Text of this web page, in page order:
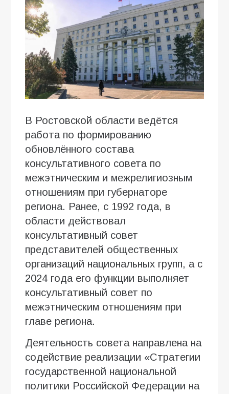
В Ростовской области ведётся
работа по формированию
обновлённого состава
консультативного совета по
межэтническим и межрелигиозным
отношениям при губернаторе
региона. Ранее, с 1992 года, в
области действовал
консультативный совет
представителей общественных
организаций национальных групп, а с
2024 года его функции выполняет
консультативный совет по
межэтническим отношениям при
главе региона.
Деятельность совета направлена на
содействие реализации «Стратегии
государственной национальной
политики Российской Федерации на